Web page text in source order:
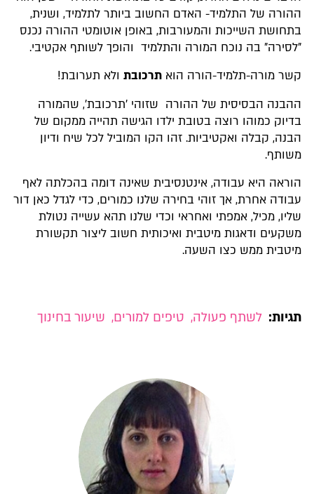
ההורה של התלמיד- האדם החשוב ביותר לתלמיד, ושנית,
בתחושת השייכות והמעורבות, באופן אוטומטי ההורה נכנס
"לסירה" בה נוכח המורה והתלמיד והופך לשותף אקטיבי.
קשר מורה-תלמיד-הורה הוא תרכובתולא תערובת!
ההבנה הבסיסית של ההורה שזוהי 'תרכובת', שהמורה
בדיוק כמוהו רוצה בטובת ילדו הגישה תהייה ממקום של
הבנה, קבלה ואקטיביות. זהו הקו המוביל לכל שיח ודיון
משותף.
הוראה היא עבודה, אינטנסיבית שאינה דומה בהכלתה לאף
עבודה אחרת, אך זוהי בחירה שלנו כמורים, כדי לגדל כאן דור
שליו, מכיל, אמפתי ואחראי וכדי שלנו תהא עשייה נטולת
משקעים ודאגות מיטבית ואיכותית חשוב ליצור תקשורת
מיטבית ממש כצו השעה.
תגיות: לשתף פעולה, טיפים למורים, שיעור בחינוך